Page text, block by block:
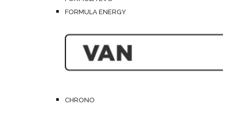
FORMULA ENERGY
CHRONO